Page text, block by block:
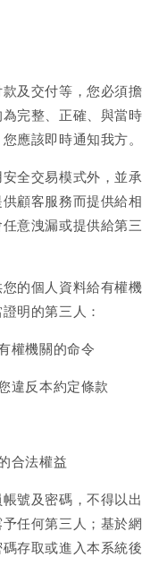
及交付等，您必須擔
完整、正確、與當時
應該即時通知我方。
全交易模式外，並承
顧客服務而提供給相
意洩漏或提供給第三
的個人資料給有權機
明的第三人：
權機關的命令
違反本約定條款
合法權益
號及密碼，不得以出
任何第三人；基於網
存取或進入本系統後